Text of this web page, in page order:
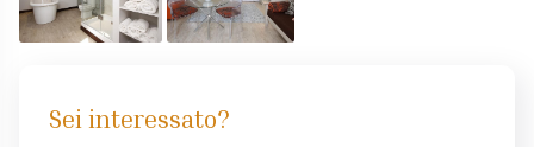
Sei interessato?